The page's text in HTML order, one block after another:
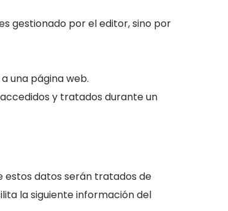
gestionado por el editor, sino por
una página web.
y tratados durante un
estos datos serán tratados de
la siguiente información del